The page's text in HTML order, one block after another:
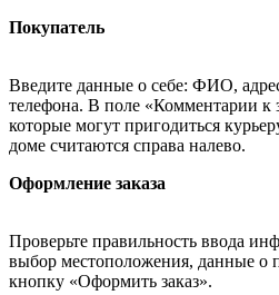
Покупатель
Введите данные о себе: ФИО,
телефона. В поле «Комментарии к
которые могут пригодиться
доме считаются справа налево.
Оформление заказа
Проверьте правильность ввода
выбор местоположения, данные о
кнопку «Оформить заказ».